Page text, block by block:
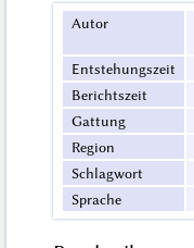
Autor
Entstehungszeit
Berichtszeit
Gattung
Region
Schlagwort
Sprache